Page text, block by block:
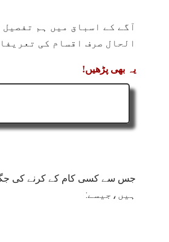
آگے کے اسباق میں ہم
الحال صرف اقسام کی
یہ بھی پڑھیں!
ہیں،جیسے: